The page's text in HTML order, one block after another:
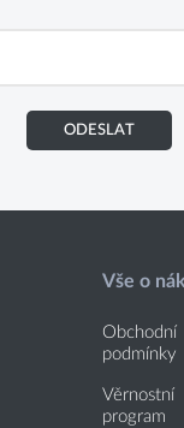
ODESLAT
Vše o
Obchodní
podmínky
Věrnostní
program